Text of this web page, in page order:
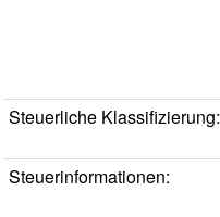
Steuerliche Klassifizierung:
Steuerinformationen: